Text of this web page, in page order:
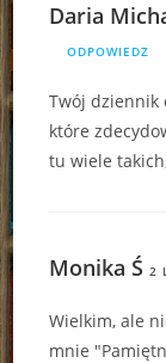
Daria
ODPOWIEDZ
Twój dziennik
które
tu wiele
Monika Ś 2
Wielkim, ale
mnie